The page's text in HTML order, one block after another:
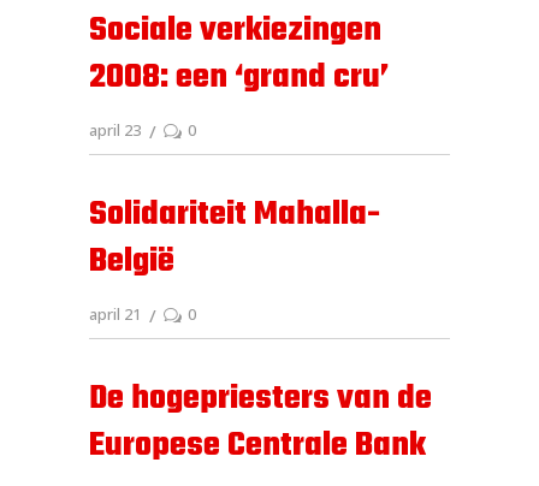
Sociale verkiezingen
2008: een ‘grand cru’
april 23 0
Solidariteit Mahalla-
België
april 21 0
De hogepriesters van de
Europese Centrale Bank